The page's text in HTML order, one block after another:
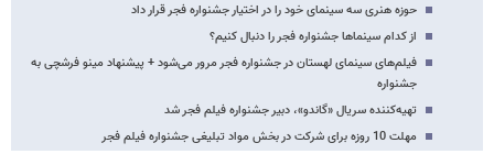
حوزه هنری سه سینمای خود را در اختیار جشنواره فجر قرار داد
از کدام سینماها جشنواره فجر را دنبال کنیم؟
فیلم‌های سینمای لهستان در جشنواره فجر مرور می‌شود + پیشنهاد مینو فرشچی به
جشنواره
تهیه‌کننده سریال «گاندو»، دبیر جشنواره فیلم فجر شد
مهلت 10 روزه برای شرکت در بخش مواد تبلیغی جشنواره فیلم فجر